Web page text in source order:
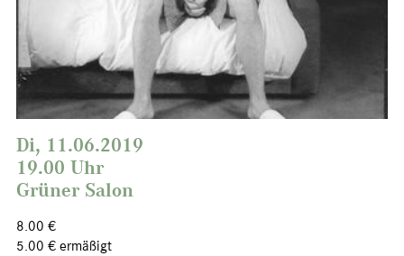
Di, 11.06.2019
19.00 Uhr
Grüner Salon
8.00 €
5.00 € ermäßigt